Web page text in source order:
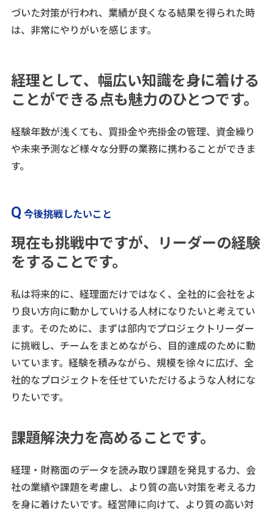
づいた対策が行われ、業績が良くなる結果を得られた時
は、非常にやりがいを感じます。
経理として、幅広い知識を身に着ける
ことができる点も魅力のひとつです。
経験年数が浅くても、買掛金や売掛金の管理、資金繰り
や未来予測など様々な分野の業務に携わることができま
す。
今後挑戦したいこと
現在も挑戦中ですが、リーダーの経験
をすることです。
私は将来的に、経理面だけではなく、全社的に会社をよ
り良い方向に動かしていける人材になりたいと考えてい
ます。そのために、まずは部内でプロジェクトリーダー
に挑戦し、チームをまとめながら、目的達成のために動
いています。経験を積みながら、規模を徐々に広げ、全
社的なプロジェクトを任せていただけるような人材にな
りたいです。
課題解決力を高めることです。
経理・財務面のデータを読み取り課題を発見する力、会
社の業績や課題を考慮し、より質の高い対策を考える力
を身に着けたいです。経営陣に向けて、より質の高い対